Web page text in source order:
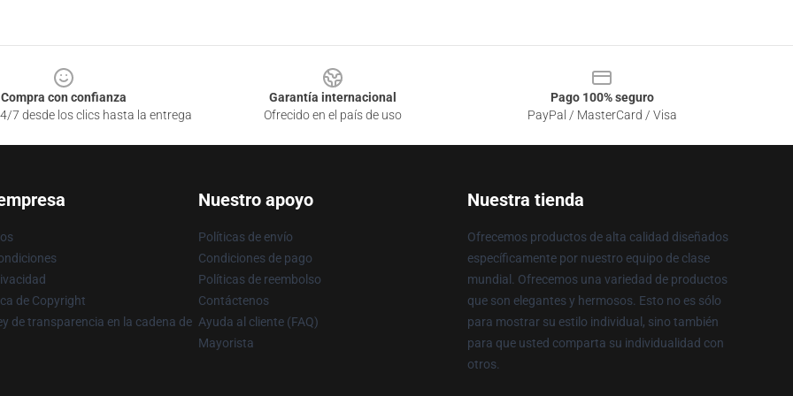
Compra con confianza
7 desde los clics hasta la entrega
Garantía internacional
Ofrecido en el país de uso
Pago 100% seguro
PayPal / MasterCard / Visa
de Copyright
de transparencia en la cadena de
Nuestro apoyo
Políticas de envío
Condiciones de pago
Políticas de reembolso
Contáctenos
Ayuda al cliente (FAQ)
Mayorista
Nuestra tienda
Ofrecemos productos de alta calidad diseñados
específicamente por nuestro equipo de clase
mundial. Ofrecemos una variedad de productos
que son elegantes y hermosos. Esto no es sólo
para mostrar su estilo individual, sino también
para que usted comparta su individualidad con
otros.